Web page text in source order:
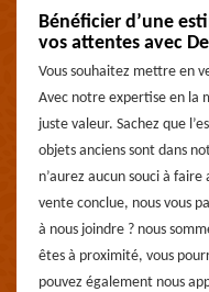
Bénéficier d’une
vos attentes avec
Vous souhaitez mettre en
Avec notre expertise en la
juste valeur. Sachez que
objets anciens sont dans
n’aurez aucun souci à
vente conclue, nous vous
à nous joindre ? nous
êtes à proximité, vous
pouvez également nous